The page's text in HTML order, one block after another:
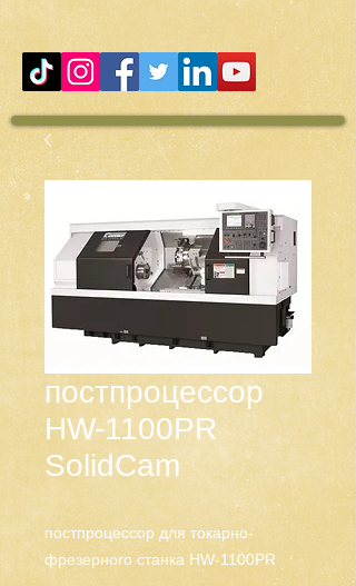
постпроцессор
HW-1100PR
SolidCam
постпроцессор для токарно-
фрезерного станка HW-1100PR